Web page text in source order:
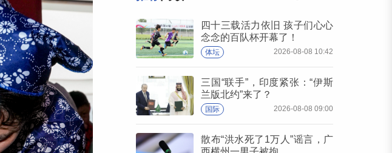
四十三载活力依旧 孩子们心心
念念的百队杯开幕了！
体坛 2026-08-08 10:42
三国“联手”，印度紧张：“伊斯
兰版北约”来了？
国际 2026-08-08 09:00
散布“洪水死了1万人”谣言，广